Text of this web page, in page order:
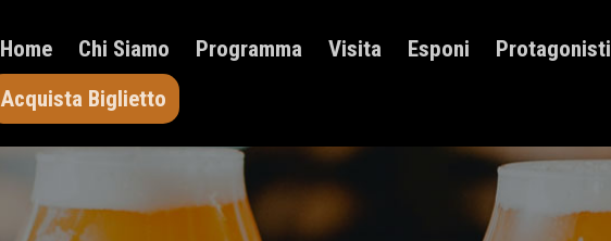
Home Chi Siamo Programma Visita Esponi Protagonisti
Acquista Biglietto
CHI SIAMO
PROGRAMMA
VISITA
ESPONI
PROTAGONISTI
ELENCO ESPOSITORI